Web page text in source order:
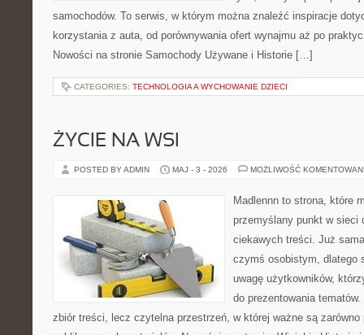
samochodów. To serwis, w którym można znaleźć inspiracje
korzystania z auta, od porównywania ofert wynajmu aż po
Nowości na stronie Samochody Używane i Historie […]
CATEGORIES: TECHNOLOGIA A WYCHOWANIE DZIECI
ŻYCIE NA WSI
POSTED BY ADMIN MAJ - 3 - 2026 MOŻLIWOŚĆ
Madlennn to strona, które
przemyślany punkt w sieci
ciekawych treści. Już
czymś osobistym, dlatego
uwagę użytkowników,
do prezentowania
zbiór treści, lecz czytelna przestrzeń, w której ważne są